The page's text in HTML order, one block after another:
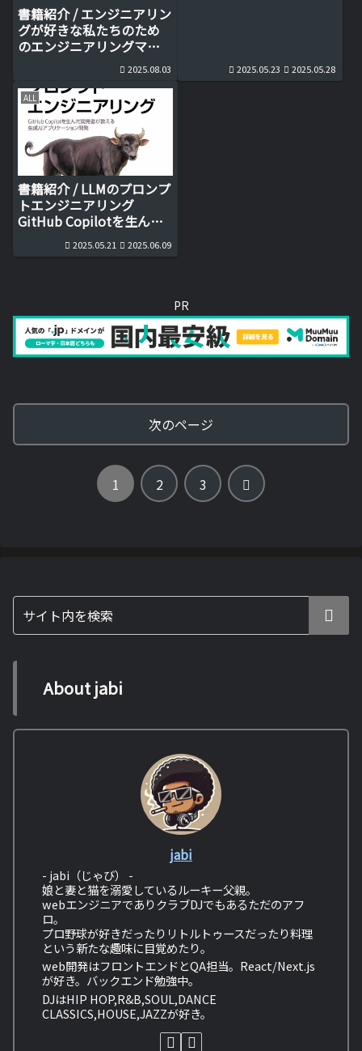
書籍紹介 / エンジニアリン
グが好きな私たちのため
のエンジニアリングマネ
2025.08.03 2025.05.23 2025.05.28
ALL
書籍紹介 / LLMのプロンプ
トエンジニアリング
GitHub Copilotを生んだ
開発者が教える生成AIアプ
リケーション開発
2025.05.21 2025.06.09
PR
次のページ
1 2 3
次
About jabi
jabi
- jabi（じゃび） -
娘と妻と猫を溺愛しているルーキー父親。
webエンジニアでありクラブDJでもあるただのアフ
ロ。
プロ野球が好きだったりリトルトゥースだったり料理
という新たな趣味に目覚めたり。
web開発はフロントエンドとQA担当。React/Next.js
が好き。バックエンド勉強中。
DJはHIP HOP,R&B,SOUL,DANCE
CLASSICS,HOUSE,JAZZが好き。